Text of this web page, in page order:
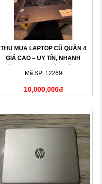
THU MUA LAPTOP CŨ QUẬN 4
GIÁ CAO – UY TÍN, NHANH
Mã SP: 12269
10,000,000đ